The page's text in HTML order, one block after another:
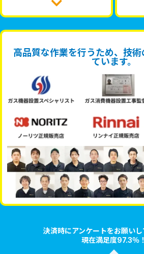
高品質な作業を行うため、技
ています。
決済時にアンケートをお願いし
現在満足度97.3％！